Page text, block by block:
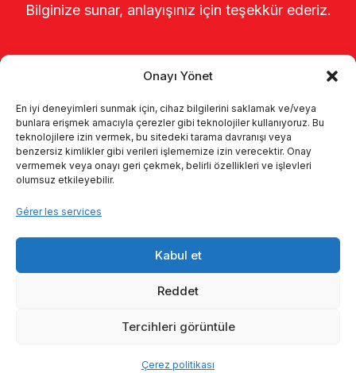
Onayı Yönet
En iyi deneyimleri sunmak için, cihaz bilgilerini saklamak ve/veya
bunlara erişmek amacıyla çerezler gibi teknolojiler kullanıyoruz. Bu
teknolojilere izin vermek, bu sitedeki tarama davranışı veya
benzersiz kimlikler gibi verileri işlememize izin verecektir. Onay
vermemek veya onayı geri çekmek, belirli özellikleri ve işlevleri
olumsuz etkileyebilir.
Gérer les services
Kabul et
Reddet
Tercihleri görüntüle
Çerez politikası
Bilginize sunar, anlayışınız için teşekkür ederiz.
Page d’accueil
À propos de nous
Kalite politikamız
Communication
© 2026 Enka Tarım